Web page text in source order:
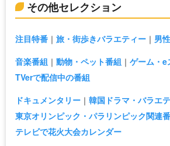
その他セレクション
注目特番 旅・街歩きバラエティー
男
音楽番組
動物・ペット番組
ゲーム・e
TVerで配信中の番組
ドキュメンタリー
韓国ドラマ・バラエ
東京オリンピック・パラリンピック関連
テレビで花火大会カレンダー